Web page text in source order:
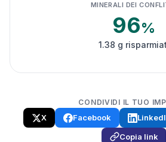
MINERALI DEI
96%
1.38 g
CONDIVIDI IL TUO
X Facebook
Copia link